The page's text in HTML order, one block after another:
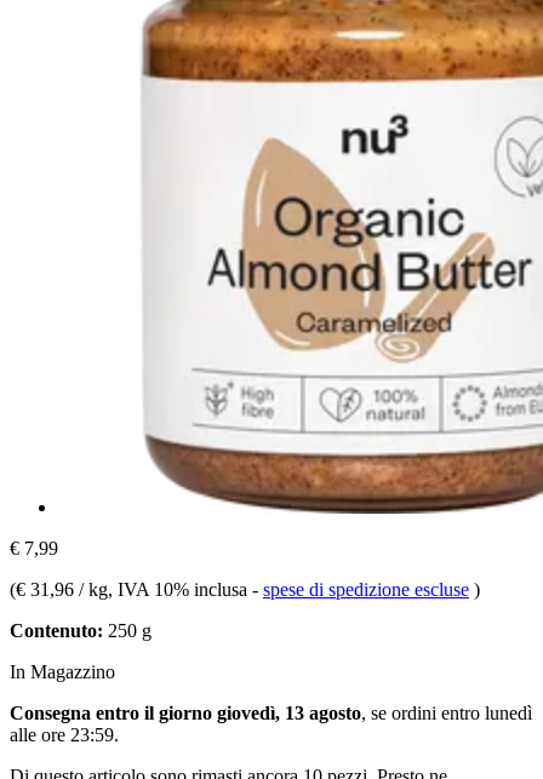
€ 7,99
(€ 31,96 / kg, IVA 10% inclusa - spese di spedizione escluse )
Contenuto: 250 g
In Magazzino
Consegna entro il giorno giovedì, 13 agosto, se ordini entro lunedì
alle ore 23:59.